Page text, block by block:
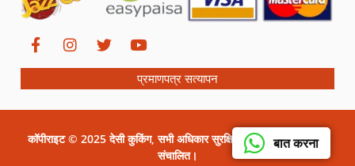
बात करना
प्रमाणपत्र सत्यापन
कॉपीराइट © 2025 देसी कुकिंग, सभी अधिकार सुरक्षित। सीरत ग्राफिक्स द्वारा
संचालित।